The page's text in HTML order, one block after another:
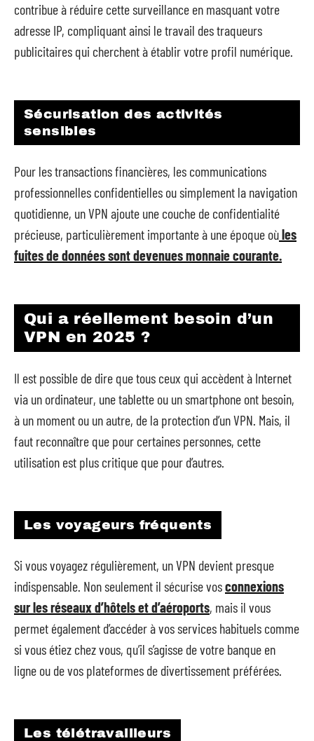
contribue à réduire cette surveillance en masquant votre
adresse IP, compliquant ainsi le travail des traqueurs
publicitaires qui cherchent à établir votre profil numérique.
Sécurisation des activités
sensibles
Pour les transactions financières, les communications
professionnelles confidentielles ou simplement la navigation
quotidienne, un VPN ajoute une couche de confidentialité
précieuse, particulièrement importante à une époque oùles
fuites de données sont devenues monnaie courante.
Qui a réellement besoin d’un
VPN en 2025 ?
Il est possible de dire que tous ceux qui accèdent à Internet
via un ordinateur, une tablette ou un smartphone ont besoin,
à un moment ou un autre, de la protection d’un VPN. Mais, il
faut reconnaître que pour certaines personnes, cette
utilisation est plus critique que pour d’autres.
Les voyageurs fréquents
Si vous voyagez régulièrement, un VPN devient presque
indispensable. Non seulement il sécurise vosconnexions
sur les réseaux d’hôtels et d’aéroports, mais il vous
permet également d’accéder à vos services habituels comme
si vous étiez chez vous, qu’il s’agisse de votre banque en
ligne ou de vos plateformes de divertissement préférées.
Les télétravailleurs